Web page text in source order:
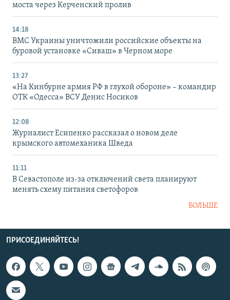
моста через Керченский пролив
14:18
ВМС Украины уничтожили российские объекты на
буровой установке «Сиваш» в Черном море
13:27
«На Кинбурне армия РФ в глухой обороне» – командир
ОТК «Одесса» ВСУ Денис Носиков
12:08
Журналист Есипенко рассказал о новом деле
крымского автомеханика Шведа
11:11
В Севастополе из-за отключений света планируют
менять схему питания светофоров
БОЛЬШЕ
ПРИСОЕДИНЯЙТЕСЬ!